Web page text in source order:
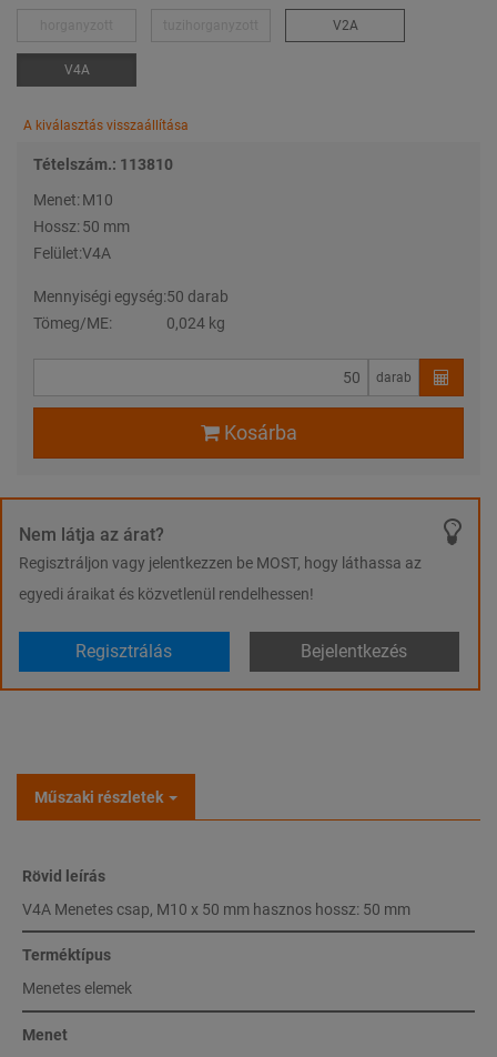
V2A
V4A
A kiválasztás visszaállítása
Tételszám.: 113810
Menet: M10
Hossz: 50 mm
Felület:V4A
Mennyiségi egység:50 darab
Tömeg/ME:
0,024 kg
darab
Kosárba
Nem látja az árat?
Regisztráljon vagy jelentkezzen be MOST, hogy láthassa az
egyedi áraikat és közvetlenül rendelhessen!
Regisztrálás Bejelentkezés
Műszaki részletek
Rövid leírás
V4A Menetes csap, M10 x 50 mm hasznos hossz: 50 mm
Terméktípus
Menetes elemek
Menet